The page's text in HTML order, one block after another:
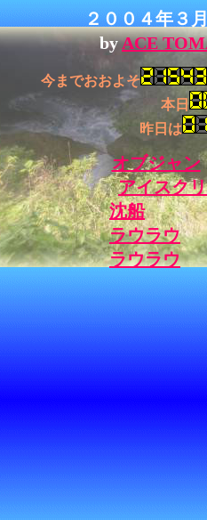
２００４年３
byACE
今までおおよそ
本日
昨日は
オブジャン
アイスク
沈船
ラウラウ
ラウラウ